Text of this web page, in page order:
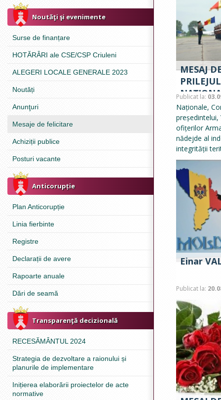
Noutăţi şi evenimente
Surse de finanțare
HOTĂRÂRI ale CSE/CSP Criuleni
ALEGERI LOCALE GENERALE 2023
Noutăți
Anunţuri
Mesaje de felicitare
Achiziții publice
Posturi vacante
Anticorupție
Plan Anticorupție
Linia fierbinte
Registre
Declarații de avere
Rapoarte anuale
Dări de seamă
Transparenţă decizională
RECESĂMÂNTUL 2024
Strategia de dezvoltare a raionului și
planurile de implementare
Inițierea elaborării proiectelor de acte
normative
MESAJ
Publicat la:
Naționale,
ofițerilor
nădejde al
integrității
Einar
Publicat la: